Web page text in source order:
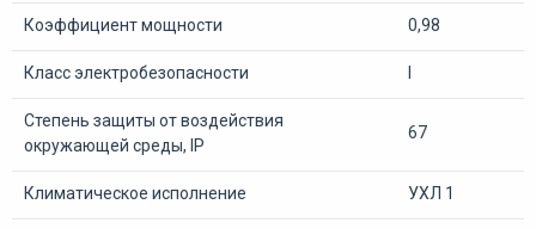
Коэффициент мощности 0,98
Класс электробезопасности
Степень защиты от воздействия
окружающей среды, IP
67
Климатическое исполнение УХЛ 1